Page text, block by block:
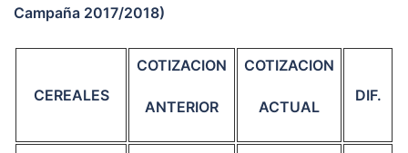
Campaña 2017/2018)
CEREALES
COTIZACION
ANTERIOR
COTIZACION
ACTUAL
DIF.